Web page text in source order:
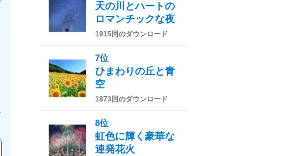
天の川とハートの
ロマンチックな夜
1915回のダウンロード
7位
ひまわりの丘と青
空
1873回のダウンロード
8位
虹色に輝く豪華な
連発花火